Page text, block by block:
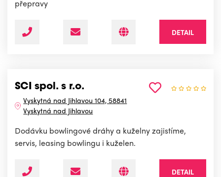
přepravy
DETAIL
SCI spol. s r.o.
Vyskytná nad Jihlavou 104, 58841
Vyskytná nad Jihlavou
Dodávku bowlingové dráhy a kuželny zajistíme,
servis, leasing bowlingu i kuželen.
DETAIL